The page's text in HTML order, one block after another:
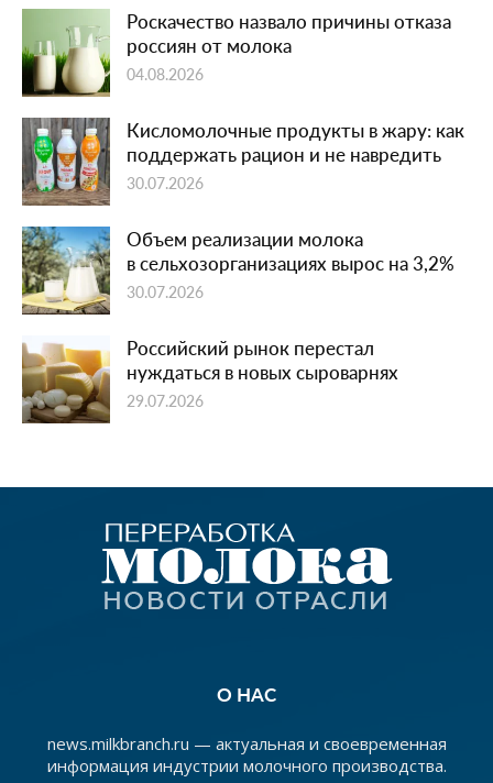
Роскачество назвало причины отказа
россиян от молока
04.08.2026
Кисломолочные продукты в жару: как
поддержать рацион и не навредить
30.07.2026
Объем реализации молока
в сельхозорганизациях вырос на 3,2%
30.07.2026
Российский рынок перестал
нуждаться в новых сыроварнях
29.07.2026
О НАС
news.milkbranch.ru — актуальная и своевременная
информация индустрии молочного производства.